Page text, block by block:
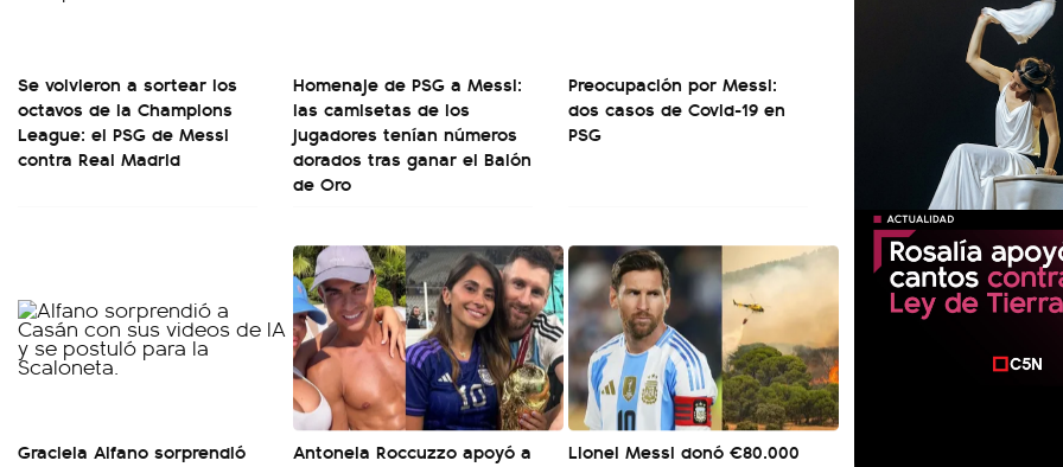
Se volvieron a sortear los
octavos de la Champions
League: el PSG de Messi
contra Real Madrid
Homenaje de PSG a Messi:
las camisetas de los
jugadores tenían números
dorados tras ganar el Balón
de Oro
Preocupación por Messi:
dos casos de Covid-19 en
PSG
Graciela Alfano sorprendió
Antonela Roccuzzo apoyó a
Lionel Messi donó €80.000